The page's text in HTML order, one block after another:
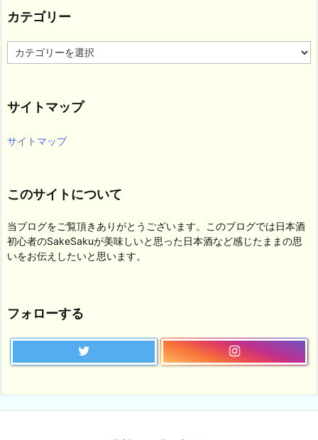
カテゴリー
カ
テ
ー
サイトマップ
サイトマップ
このサイトについて
当ブログをご覧頂きありがとうございます。このブログでは日本酒
初心者のSakeSakuが美味しいと思った日本酒など感じたままの思
いをお伝えしたいと思います。
フォローする